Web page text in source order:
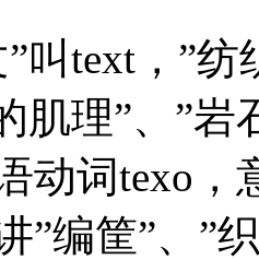
叫text，”
肌理”、”
动词texo，
”编筐”、”